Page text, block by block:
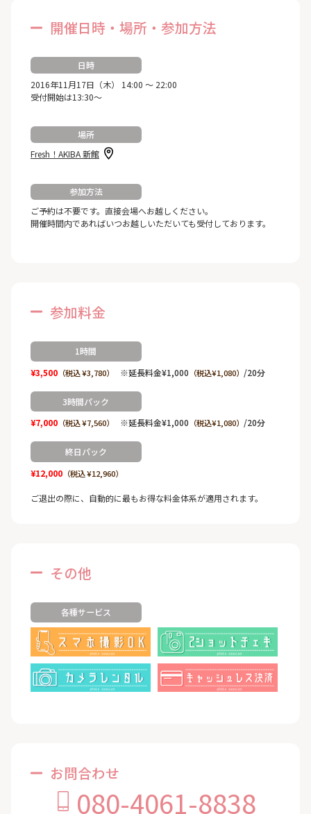
開催日時・場所・参加方法
日時
2016年11月17日（木） 14:00 ～ 22:00
受付開始は13:30～
場所
Fresh！AKIBA 新館
参加方法
ご予約は不要です。直接会場へお越しください。
開催時間内であればいつお越しいただいても受付しております。
参加料金
1時間
¥3,500（税込 ¥3,780） ※延長料金¥1,000 （税込¥1,080） /20分
3時間パック
¥7,000（税込 ¥7,560） ※延長料金¥1,000 （税込¥1,080） /20分
終日パック
¥12,000（税込 ¥12,960）
ご退出の際に、自動的に最もお得な料金体系が適用されます。
その他
各種サービス
お問合わせ
080-4061-8838